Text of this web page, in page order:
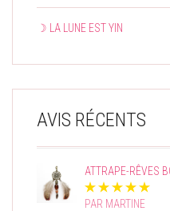
☽ LA LUNE EST YIN
AVIS RÉCENTS
ATTRAPE-RÊVES
PAR MARTINE